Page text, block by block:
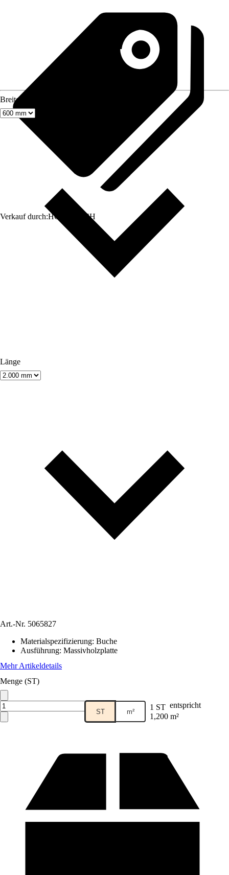
Verkauf durch:HORNBACH
Breite
Länge
Art.-Nr. 5065827
Materialspezifizierung: Buche
Ausführung: Massivholzplatte
Mehr Artikeldetails
Menge (ST)
ST m² 1 ST entspricht
1,200 m²